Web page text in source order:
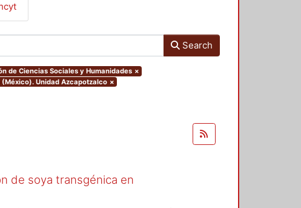
Search
de Ciencias Sociales y Humanidades ×
Unidad Azcapotzalco ×
de soya transgénica en